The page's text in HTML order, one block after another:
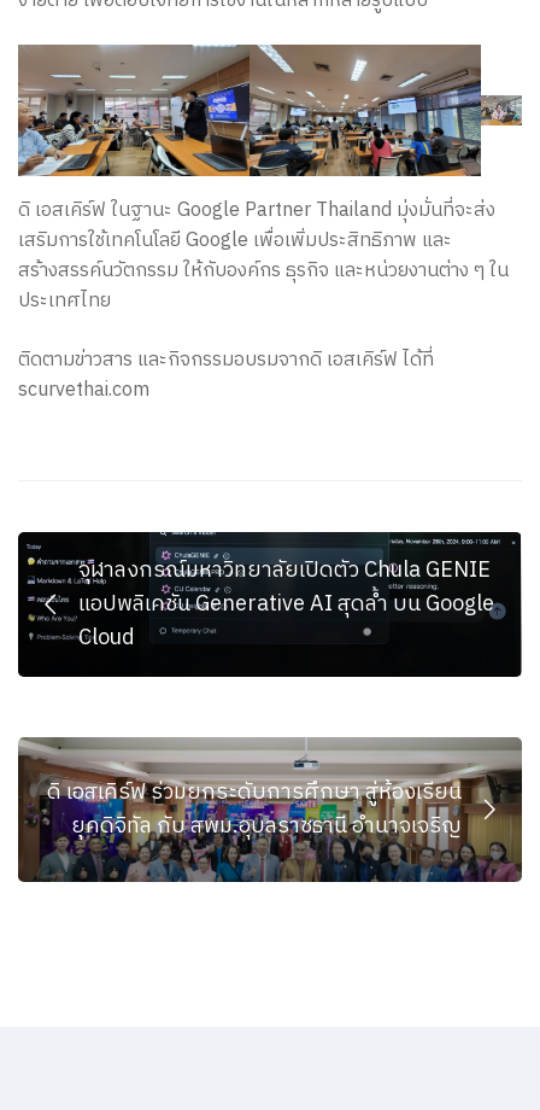
ดิจิทัล
ดิ เอสเคิร์ฟ ในฐานะ Google Partner Thailand มุ่งมั่นที่จะส่ง
เสริมการใช้เทคโนโลยี Google เพื่อเพิ่มประสิทธิภาพ และ
สร้างสรรค์นวัตกรรม ให้กับองค์กร ธุรกิจ และหน่วยงานต่าง ๆ ใน
ประเทศไทย
ติดตามข่าวสาร และกิจกรรมอบรมจากดิ เอสเคิร์ฟ ได้ที่
scurvethai.com
จุฬาลงกรณ์มหาวิทยาลัยเปิดตัว Chula GENIE
แอปพลิเคชัน Generative AI สุดล้ำ บน Google
Cloud
ดิ เอสเคิร์ฟ ร่วมยกระดับการศึกษา สู่ห้องเรียน
ยุคดิจิทัล กับ สพม.อุบลราชธานี อำนาจเจริญ